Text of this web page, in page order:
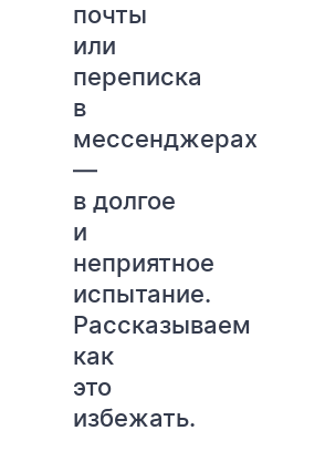
почты
или
переписка
в
мессенджерах
—
в долгое
и
неприятное
испытание.
Рассказываем
как
это
избежать.
WESTELECOM